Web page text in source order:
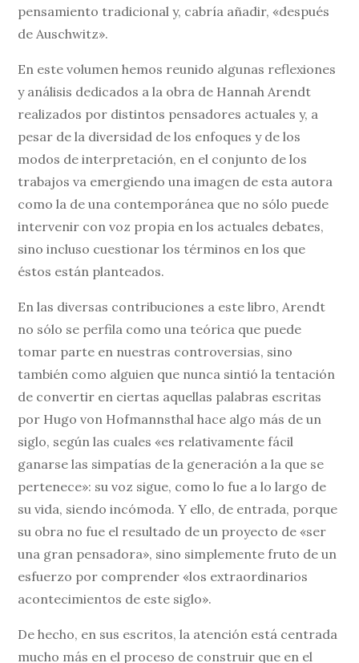
pensamiento tradicional y, cabría añadir, «después
de Auschwitz».
En este volumen hemos reunido algunas reflexiones
y análisis dedicados a la obra de Hannah Arendt
realizados por distintos pensadores actuales y, a
pesar de la diversidad de los enfoques y de los
modos de interpretación, en el conjunto de los
trabajos va emergiendo una imagen de esta autora
como la de una contemporánea que no sólo puede
intervenir con voz propia en los actuales debates,
sino incluso cuestionar los términos en los que
éstos están planteados.
En las diversas contribuciones a este libro, Arendt
no sólo se perfila como una teórica que puede
tomar parte en nuestras controversias, sino
también como alguien que nunca sintió la tentación
de convertir en ciertas aquellas palabras escritas
por Hugo von Hofmannsthal hace algo más de un
siglo, según las cuales «es relativamente fácil
ganarse las simpatías de la generación a la que se
pertenece»: su voz sigue, como lo fue a lo largo de
su vida, siendo incómoda. Y ello, de entrada, porque
su obra no fue el resultado de un proyecto de «ser
una gran pensadora», sino simplemente fruto de un
esfuerzo por comprender «los extraordinarios
acontecimientos de este siglo».
De hecho, en sus escritos, la atención está centrada
mucho más en el proceso de construir que en el